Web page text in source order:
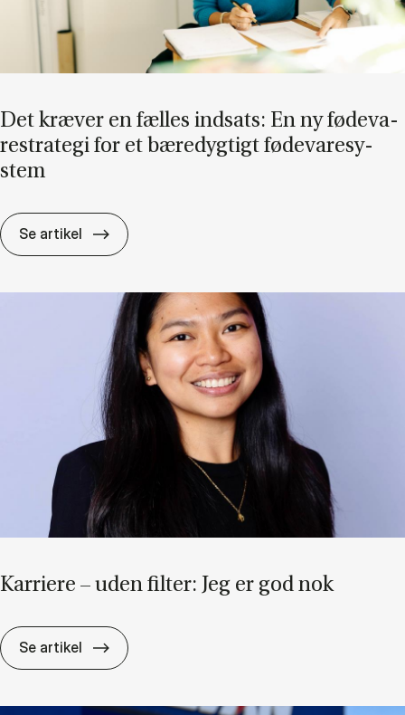
Det kræ­ver en fæl­les ind­sats: En ny fø­de­va­
re­stra­te­gi for et bæ­re­dyg­tigt fø­de­va­re­sy­
stem
Se artikel Det kræ­ver en fæl­les ind­sats: En ny
Kar­ri­e­re – uden fil­ter: Jeg er god nok
Se artikel Kar­ri­e­re – uden fil­ter: Jeg er god nok